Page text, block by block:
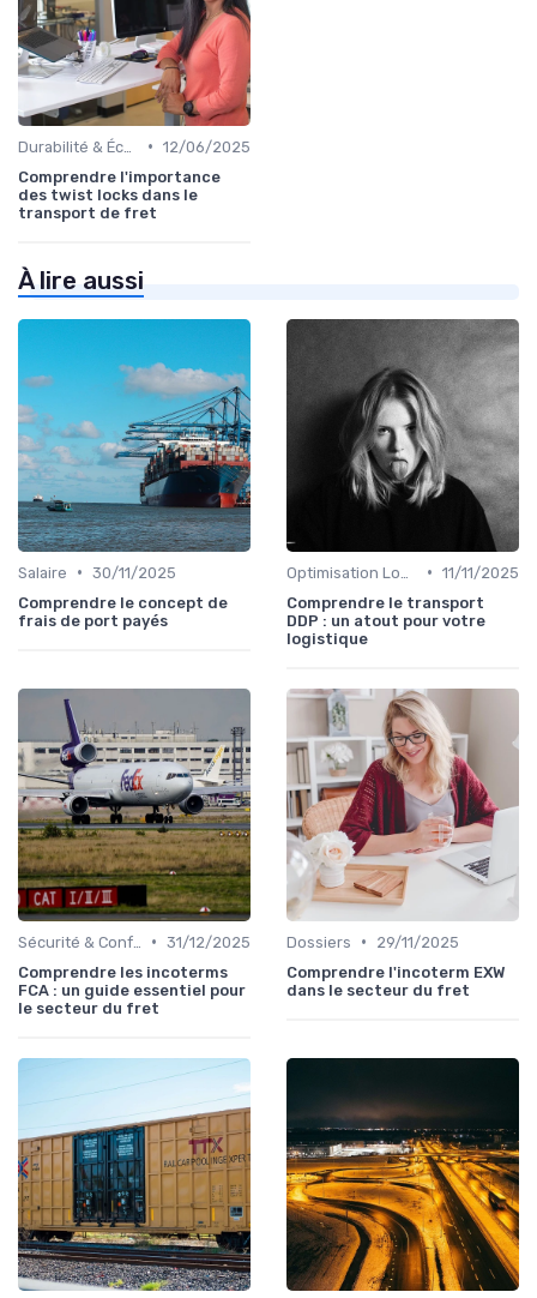
• 12/06/2025
Comprendre l'importance
des twist locks dans le
transport de fret
À lire aussi
Salaire • 30/11/2025
Comprendre le concept de
frais de port payés
• 11/11/2025
Comprendre le transport
DDP : un atout pour votre
logistique
• 31/12/2025
Comprendre les incoterms
FCA : un guide essentiel pour
le secteur du fret
Dossiers •
29/11/2025
Comprendre l'incoterm EXW
dans le secteur du fret